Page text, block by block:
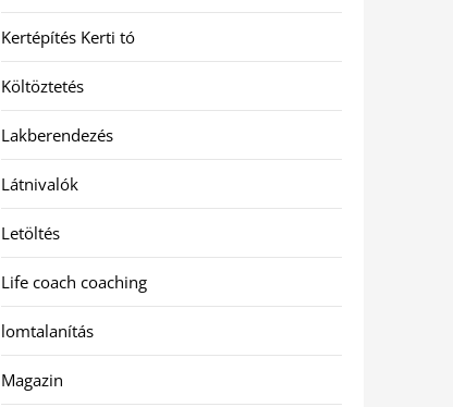
Kertépítés Kerti tó
Költöztetés
Lakberendezés
Látnivalók
Letöltés
Life coach coaching
lomtalanítás
Magazin